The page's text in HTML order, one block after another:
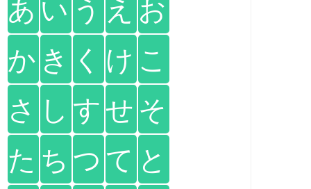
あ い う え お
か き く け こ
さ し すせ そ
た ち つ て と